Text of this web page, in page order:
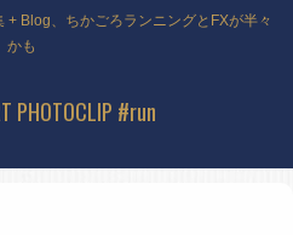
Blog、ちかごろランニングとFXが半々
かも
PHOTOCLIP #run